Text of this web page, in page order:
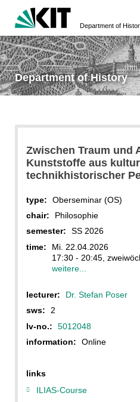
Department of
Department of History
Zwischen Traum und
Kunststoffe aus
technikhistorischer
type:
Oberseminar (OS)
chair:
Philosophie
semester:
SS 2026
time:
Mi. 22.04.2026
17:30 - 20:45,
weitere...
lecturer:
Dr. Stefan Poser
sws:
2
lv-no.:
5012048
information:
Online
links
ILIAS-Course